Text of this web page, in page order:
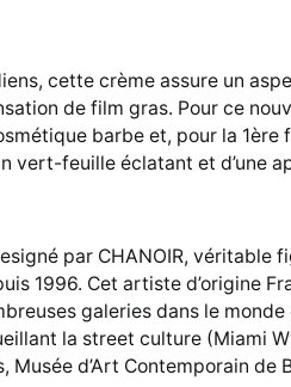
cette crème assure un
de film gras. Pour ce
barbe et, pour la 1ère
vert-feuille éclatant et d’une
par CHANOIR, véritable
1996. Cet artiste d’origine
galeries dans le
la street culture (Miami
Musée d’Art Contemporain de